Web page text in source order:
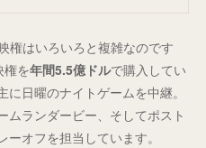
権はいろいろと複雑なのです
権を年間5.5億ドルで購入してい
日曜のナイトゲームを中継。
ムランダービー、そしてポスト
オフを担当しています。